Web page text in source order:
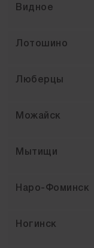
Видное
Лотошино
Люберцы
Можайск
Мытищи
Наро-Фоминск
Ногинск